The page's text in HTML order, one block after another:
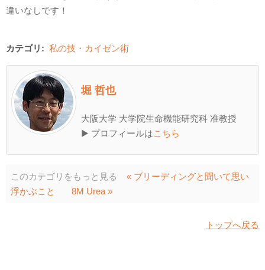
違いなしです！
カテゴリ: 私の技・カイゼン術
堀 哲也
大阪大学 大学院生命機能研究科 准教授
▶ プロフィールはこちら
このカテゴリをもっと見る
« ブリーディングと聞いて思い
浮かぶこと
8M Urea »
トップへ戻る